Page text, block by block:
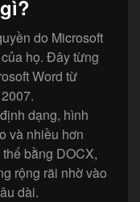
do Microsoft
họ. Đây từng
Word từ
dạng, hình
và nhiều hơn
bằng DOCX,
rộng rãi nhờ vào
dài.